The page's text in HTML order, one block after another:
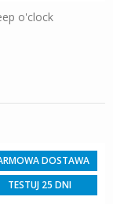
o'clock
DOSTAWA
TESTUJ 25 DNI